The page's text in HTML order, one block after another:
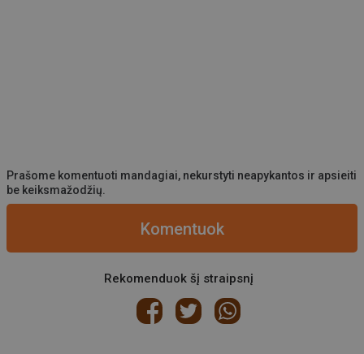
Prašome komentuoti mandagiai, nekurstyti neapykantos ir apsieiti
be keiksmažodžių.
Komentuok
Rekomenduok šį straipsnį